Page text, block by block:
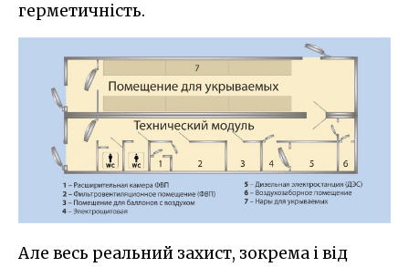
герметичність.
Але весь реальний захист, зокрема і від